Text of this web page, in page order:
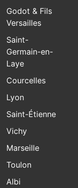
Godot & Fils
Versailles
Saint-
Germain-en-
Laye
Courcelles
Lyon
Saint-Étienne
Vichy
Marseille
Toulon
Albi